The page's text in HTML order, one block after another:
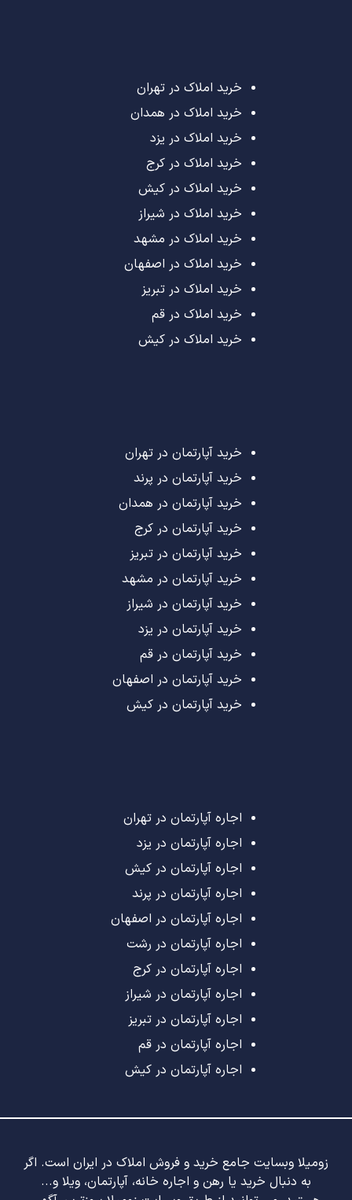
خرید املاک در تهران
خرید املاک در همدان
خرید املاک در یزد
خرید املاک در کرج
خرید املاک در کیش
خرید املاک در شیراز
خرید املاک در مشهد
خرید املاک در اصفهان
خرید املاک در تبریز
خرید املاک در قم
خرید املاک در کیش
خرید آپارتمان در تهران
خرید آپارتمان در پرند
خرید آپارتمان در همدان
خرید آپارتمان در کرج
خرید آپارتمان در تبریز
خرید آپارتمان در مشهد
خرید آپارتمان در شیراز
خرید آپارتمان در یزد
خرید آپارتمان در قم
خرید آپارتمان در اصفهان
خرید آپارتمان در کیش
اجاره آپارتمان در تهران
اجاره آپارتمان در یزد
اجاره آپارتمان در کیش
اجاره آپارتمان در پرند
اجاره آپارتمان در اصفهان
اجاره آپارتمان در رشت
اجاره آپارتمان در کرج
اجاره آپارتمان در شیراز
اجاره آپارتمان در تبریز
اجاره آپارتمان در قم
اجاره آپارتمان در کیش
زومیلا وبسایت جامع خرید و فروش املاک در ایران است. اگر
به دنبال خرید یا رهن و اجاره خانه، آپارتمان، ویلا و...